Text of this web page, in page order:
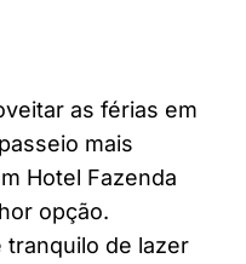
as férias em
mais
Hotel Fazenda
opção.
tranquilo de lazer